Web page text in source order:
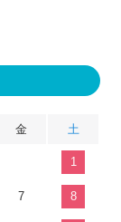
金 土
1
7 8